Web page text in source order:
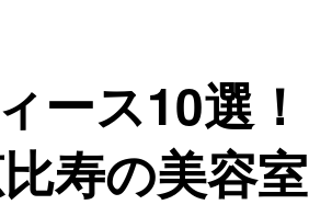
ース10選！
寿の美容室